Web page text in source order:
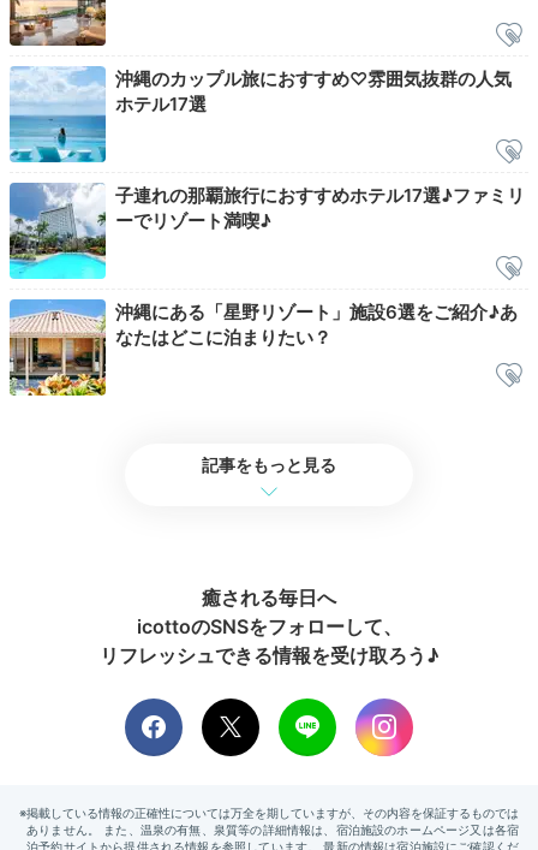
やぐらルームのみバスタブ付き ダ
クシや歯ブラシなどの無料アメニティを1階で選んでか
ら客室へ。パジャマや、自然派コスメブランド
「OSAJI(オサジ)」のスキンケアセットは有料で利用で
きます。室内のバスルーム、トイレ、洗面台は3点独立
型で快適♪
部屋には必要最低限のものが揃っているという感じ。私
2日目
Breakfast
沖縄のカップル旅におすすめ♡雰囲気抜群の人気
ホテル17選
子連れの那覇旅行におすすめホテル17選♪ファミリ
ーでリゾート満喫♪
沖縄にある「星野リゾート」施設6選をご紹介♪あ
なたはどこに泊まりたい？
記事をもっと見る
癒される毎日へ
icottoのSNSをフォローして、
リフレッシュできる情報を受け取ろう♪